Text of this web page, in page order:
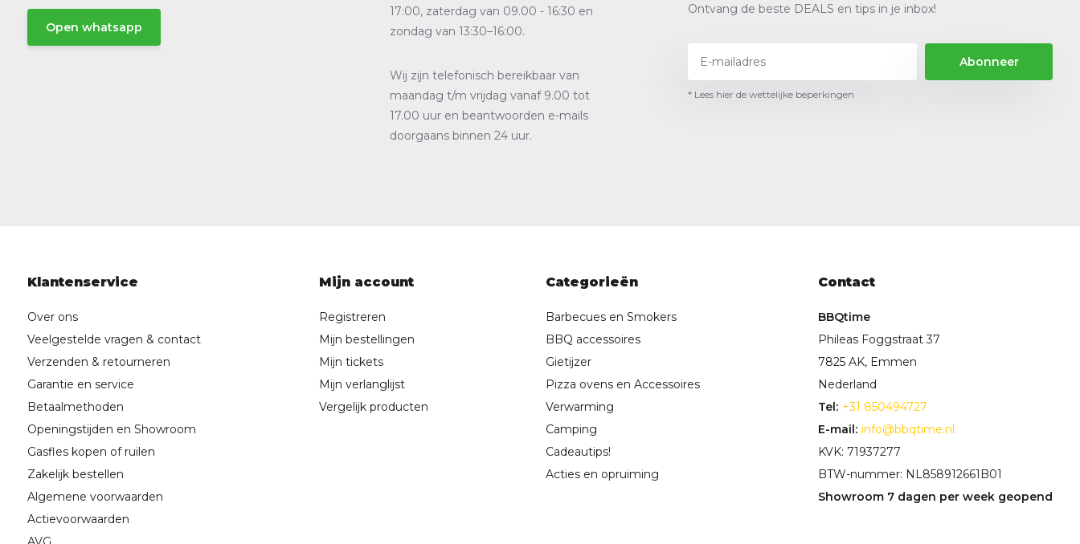
Open whatsapp
17:00, zaterdag van 09.00 - 16:30 en
zondag van 13:30–16:00.
Wij zijn telefonisch bereikbaar van
maandag t/m vrijdag vanaf 9.00 tot
17.00 uur en beantwoorden e-mails
doorgaans binnen 24 uur.
Ontvang de beste DEALS en tips in je inbox!
Abonneer
* Lees hier de wettelijke beperkingen
Klantenservice
Over ons
Veelgestelde vragen & contact
Verzenden & retourneren
Garantie en service
Betaalmethoden
Openingstijden en Showroom
Gasfles kopen of ruilen
Zakelijk bestellen
Algemene voorwaarden
Actievoorwaarden
Mijn account
Registreren
Mijn bestellingen
Mijn tickets
Mijn verlanglijst
Vergelijk producten
Categorieën
Barbecues en Smokers
BBQ accessoires
Gietijzer
Pizza ovens en Accessoires
Verwarming
Camping
Cadeautips!
Acties en opruiming
Contact
BBQtime
Phileas Foggstraat 37
7825 AK, Emmen
Nederland
Tel: +31 850494727
E-mail: info@bbqtime.nl
KVK: 71937277
BTW-nummer: NL858912661B01
Showroom 7 dagen per week geopend